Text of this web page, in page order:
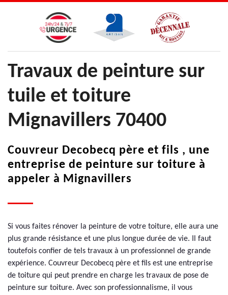
Travaux de peinture sur
tuile et toiture
Mignavillers 70400
Couvreur Decobecq père et fils , une
entreprise de peinture sur toiture à
appeler à Mignavillers
Si vous faites rénover la peinture de votre toiture, elle aura une
plus grande résistance et une plus longue durée de vie. Il faut
toutefois confier de tels travaux à un professionnel de grande
expérience. Couvreur Decobecq père et fils est une entreprise
de toiture qui peut prendre en charge les travaux de pose de
peinture sur toiture. Avec son professionnalisme, il vous